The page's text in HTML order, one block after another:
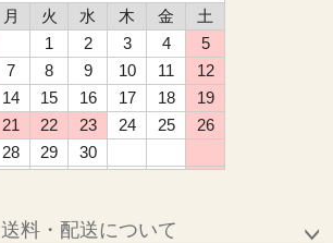
月 火 水 木 金
土
1
2 3 4
5
7 8 9 10 11
12
14 15 16 17 18
19
21 22 23 24 25
26
28 29
30
送料・配送について